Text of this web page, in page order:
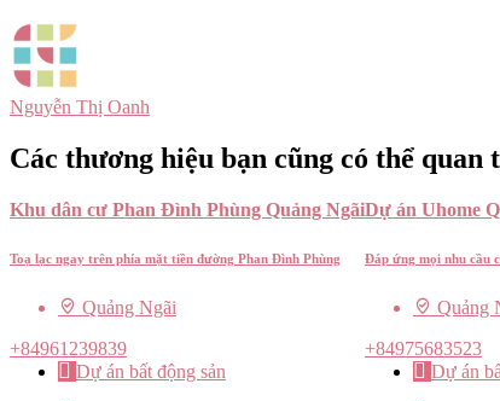
Nguyễn Thị Oanh
Các thương hiệu bạn cũng có thể
Khu dân cư Phan Đình Phùng Quảng Ngãi
Toạ lạc ngay trên phía mặt tiền đường Phan Đình Phùng
Quảng Ngãi
+84961239839
Dự án bất động sản
Dự án Uhome
Đáp ứng mọi nhu cầu
Quảng
+84975683523
Dự án